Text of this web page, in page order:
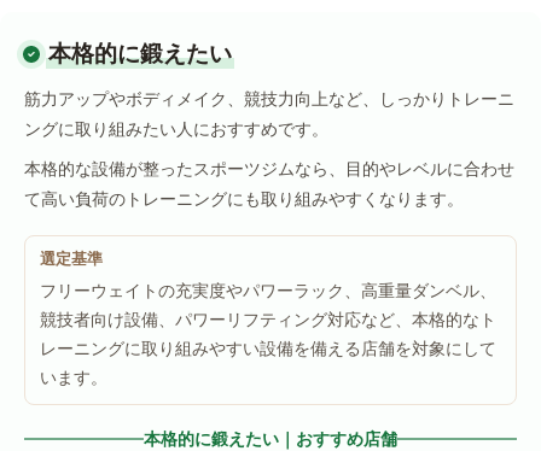
本格的に鍛えたい
筋力アップやボディメイク、競技力向上など、しっかりトレーニ
ングに取り組みたい人におすすめです。
本格的な設備が整ったスポーツジムなら、目的やレベルに合わせ
て高い負荷のトレーニングにも取り組みやすくなります。
選定基準
フリーウェイトの充実度やパワーラック、高重量ダンベル、
競技者向け設備、パワーリフティング対応など、本格的なト
レーニングに取り組みやすい設備を備える店舗を対象にして
います。
本格的に鍛えたい｜おすすめ店舗